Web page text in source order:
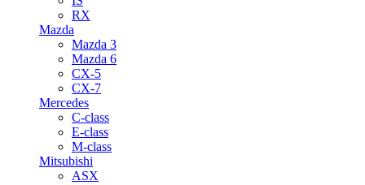
RX
Mazda
Mazda 3
Mazda 6
CX-5
CX-7
Mercedes
C-class
E-class
M-class
Mitsubishi
ASX